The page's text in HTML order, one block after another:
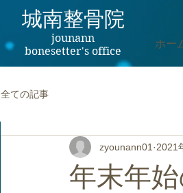
ホー
城南整骨院
jounann
bonesetter's office
全ての記事
年末年
zyounann01 2021